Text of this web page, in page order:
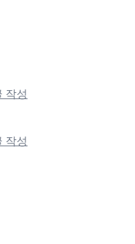
작성
작성